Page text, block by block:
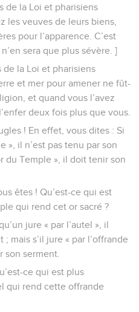
de la Loi et pharisiens
les veuves de leurs biens,
pour l’apparence. C’est
sera que plus sévère. ]
de la Loi et pharisiens
et mer pour amener ne fût-
et quand vous l’avez
deux fois plus que vous.
! En effet, vous dites : Si
», il n’est pas tenu par son
du Temple », il doit tenir son
êtes ! Qu’est-ce qui est
qui rend cet or sacré ?
jure « par l’autel », il
; mais s’il jure « par l’offrande
son serment.
ce qui est plus
qui rend cette offrande